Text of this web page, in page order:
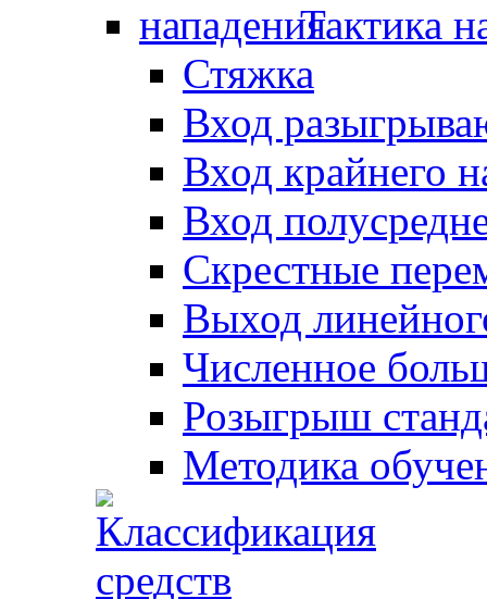
Тактика
Стяжка
Вход
Вход крайнего
Вход
Скрестные
Выход
Численное
Розыгрыш
Методика